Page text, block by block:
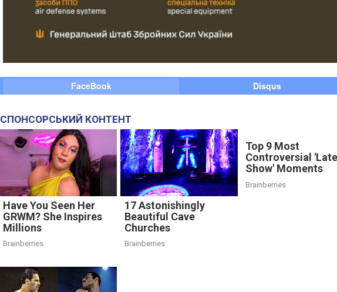
FaceBook Disqus
СПОНСОРСЬКИЙ КОНТЕНТ
Have You Seen Her
GRWM? She Inspires
Millions
Brainberries
17 Astonishingly
Beautiful Cave
Churches
Brainberries
Top 9 Most
Controversial
Show' Moments
Brainberries